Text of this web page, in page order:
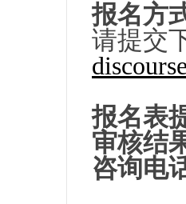
报名方
请提交
报名表
审核结
咨询 电